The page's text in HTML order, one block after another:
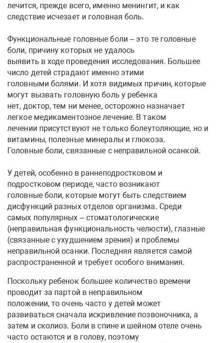
лечится, прежде всего, именно менингит, и как
следствие исчезает и головная боль.
Функциональные головные боли – это те головные
боли, причину которых не удалось
выявить в ходе проведения исследования. Большее
число детей страдают именно этими
головными болями. И хотя видимых причин, которые
могут вызвать головную боль у ребенка
нет, доктор, тем ни менее, осторожно назначает
легкое медикаментозное лечение. В таком
лечении присутствуют не только болеутоляющие, но и
витамины, полезные минералы и глюкоза.
Головные боли, связанные с неправильной осанкой.
У детей, особенно в раннеподростковом и
подростковом периоде, часто возникают
головные боли, которые могут быть следствием
дисфункций разных отделов организма. Среди
самых популярных – стоматологические
(неправильная функциональность челюсти), глазные
(связанные с ухудшением зрения) и проблемы
неправильной осанки. Последняя является самой
распространенной и требует особого внимания.
Поскольку ребенок большее количество времени
проводит за партой в неправильном
положении, то очень часто у детей может
развиваться сначала искривление позвоночника, а
затем и сколиоз. Боли в спине и шейном отеле очень
часто остаются и в голову, поэтому